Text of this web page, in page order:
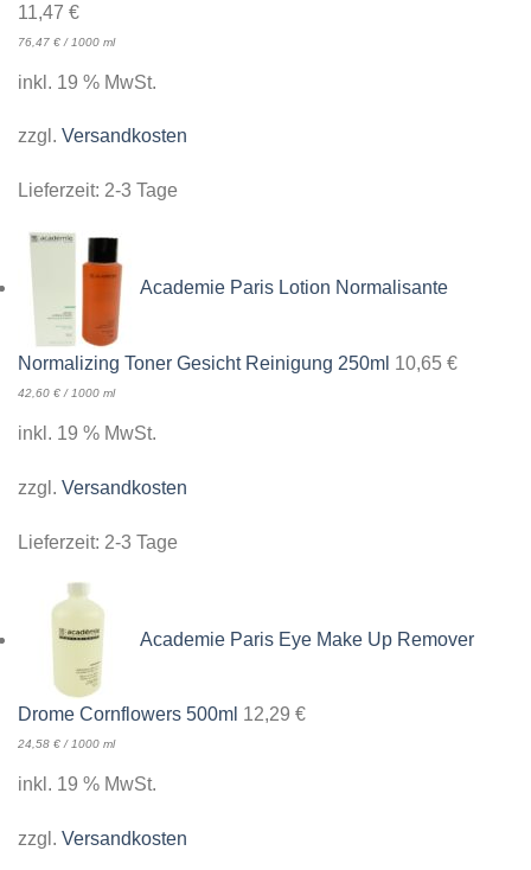
11,47 €
76,47 € / 1000 ml
inkl. 19 % MwSt.
zzgl. Versandkosten
Lieferzeit: 2-3 Tage
Academie Paris Lotion Normalisante
Normalizing Toner Gesicht Reinigung 250ml 10,65 €
42,60 € / 1000 ml
inkl. 19 % MwSt.
zzgl. Versandkosten
Lieferzeit: 2-3 Tage
Academie Paris Eye Make Up Remover
Drome Cornflowers 500ml 12,29 €
24,58 €/1000 ml
inkl. 19 % MwSt.
zzgl. Versandkosten